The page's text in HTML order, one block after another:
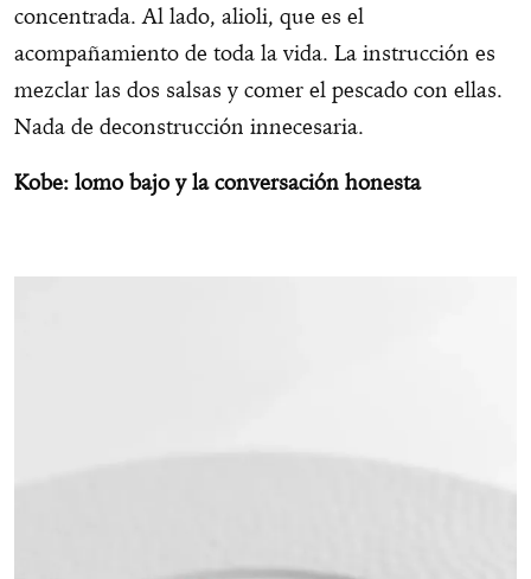
concentrada. Al lado, alioli, que es el
acompañamiento de toda la vida. La instrucción es
mezclar las dos salsas y comer el pescado con ellas.
Nada de deconstrucción innecesaria.
Kobe: lomo bajo y la conversación honesta